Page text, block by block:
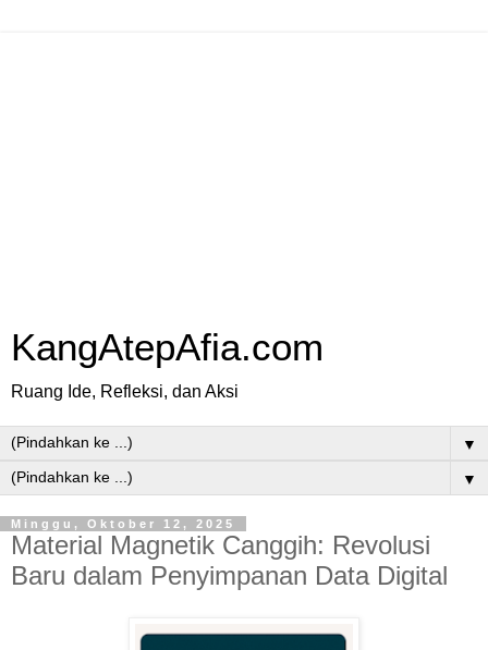
KangAtepAfia.com
Ruang Ide, Refleksi, dan Aksi
▼
▼
Minggu, Oktober 12, 2025
Material Magnetik Canggih: Revolusi
Baru dalam Penyimpanan Data Digital